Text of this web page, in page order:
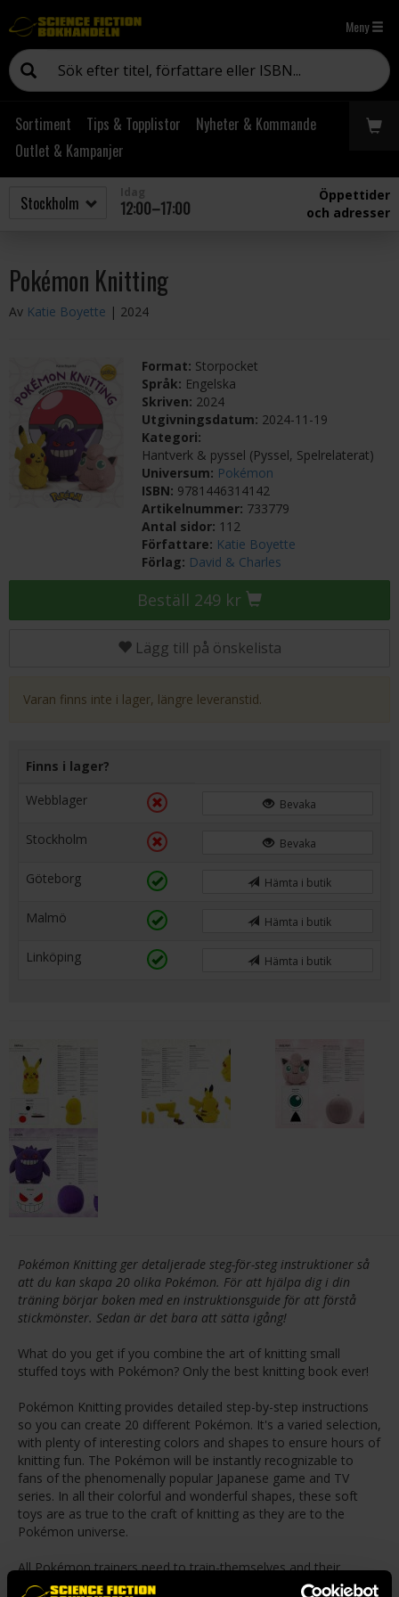
Meny
Sortiment Tips & Topplistor
Nyheter & Kommande
Outlet & Kampanjer
12:00–17:00
Öppettider
och adresser
Pokémon Knitting
Av Katie Boyette | 2024
Format: Storpocket
Språk: Engelska
Skriven: 2024
Utgivningsdatum: 2024-11-19
Kategori:
Hantverk & pyssel (Pyssel, Spelrelaterat)
Universum: Pokémon
ISBN: 9781446314142
Artikelnummer: 733779
Antal sidor: 112
Författare: Katie Boyette
Förlag: David & Charles
Beställ 249 kr
Lägg till på önskelista
Varan finns inte i lager, längre leveranstid.
Finns i lager?
Webblager
Bevaka
Stockholm Bevaka
Göteborg Hämta i butik
Malmö Hämta i butik
Linköping Hämta i butik
Pokémon Knitting ger detaljerade steg-för-steg instruktioner så
att du kan skapa 20 olika Pokémon. För att hjälpa dig i din
träning börjar boken med en instruktionsguide för att förstå
stickmönster. Sedan är det bara att sätta igång!
What do you get if you combine the art of knitting small
stuffed toys with Pokémon? Only the best knitting book ever!
Pokémon Knitting provides detailed step-by-step instructions
so you can create 20 different Pokémon. It's a varied selection,
with plenty of interesting colors and shapes to ensure hours of
knitting fun. The Pokémon will be instantly recognizable to
fans of the phenomenally popular Japanese game and TV
series. In all their colorful and wonderful shapes, these soft
toys are as true to the craft of knitting as they are to the
Pokémon universe.
All Pokémon trainers need to train-themselves and their
Pokémon. The same is true with knitting. To help in your